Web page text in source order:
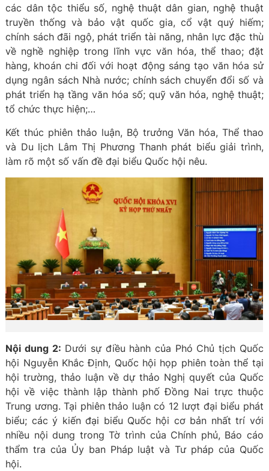
các dân tộc thiểu số, nghệ thuật dân gian, nghệ thuật
truyền thống và bảo vật quốc gia, cổ vật quý hiếm;
chính sách đãi ngộ, phát triển tài năng, nhân lực đặc thù
về nghề nghiệp trong lĩnh vực văn hóa, thể thao; đặt
hàng, khoán chi đối với hoạt động sáng tạo văn hóa sử
dụng ngân sách Nhà nước; chính sách chuyển đổi số và
phát triển hạ tầng văn hóa số; quỹ văn hóa, nghệ thuật;
tổ chức thực hiện;…
Kết thúc phiên thảo luận, Bộ trưởng Văn hóa, Thể thao
và Du lịch Lâm Thị Phương Thanh phát biểu giải trình,
làm rõ một số vấn đề đại biểu Quốc hội nêu.
Nội dung 2: Dưới sự điều hành của Phó Chủ tịch Quốc
hội Nguyễn Khắc Định, Quốc hội họp phiên toàn thể tại
hội trường, thảo luận về dự thảo Nghị quyết của Quốc
hội về việc thành lập thành phố Đồng Nai trực thuộc
Trung ương. Tại phiên thảo luận có 12 lượt đại biểu phát
biểu; các ý kiến đại biểu Quốc hội cơ bản nhất trí với
nhiều nội dung trong Tờ trình của Chính phủ, Báo cáo
thẩm tra của Ủy ban Pháp luật và Tư pháp của Quốc
hội.